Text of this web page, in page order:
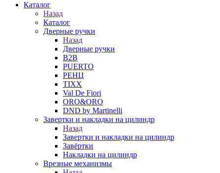
Каталог
Назад
Каталог
Дверные ручки
Назад
Дверные ручки
B2B
PUERTO
РЕНЦ
TIXX
Val De Fiori
ORO&ORO
DND by Martinelli
Завертки и накладки на цилиндр
Назад
Завертки и накладки на цилиндр
Завёртки
Накладки на цилиндр
Врезные механизмы